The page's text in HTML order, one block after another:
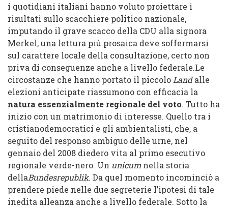
i quotidiani italiani hanno voluto proiettare i
risultati sullo scacchiere politico nazionale,
imputando il grave scacco della CDU alla signora
Merkel, una lettura più prosaica deve soffermarsi
sul carattere locale della consultazione, certo non
priva di conseguenze anche a livello federale.Le
circostanze che hanno portato il piccolo Landalle
elezioni anticipate riassumono con efficacia la
natura essenzialmente regionale del voto. Tutto ha
inizio con un matrimonio di interesse. Quello tra i
cristianodemocratici e gli ambientalisti, che, a
seguito del responso ambiguo delle urne, nel
gennaio del 2008 diedero vita al primo esecutivo
regionale verde-nero. Un unicum nella storia
dellaBundesrepublik. Da quel momento incominciò a
prendere piede nelle due segreterie l’ipotesi di tale
inedita alleanza anche a livello federale. Sotto la